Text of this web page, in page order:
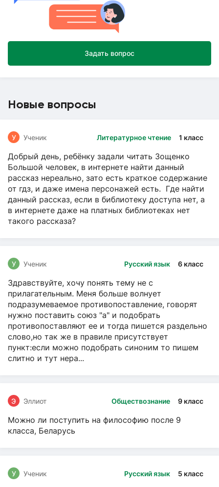
Задать вопрос
Новые вопросы
Литературное чтение 1 класс
У Ученик
Добрый день, ребёнку задали читать Зощенко
Большой человек, в интернете найти данный
рассказ нереально, зато есть краткое содержание
от гдз, и даже имена персонажей есть. Где найти
данный рассказ, если в библиотеку доступа нет, а
в интернете даже на платных библиотеках нет
такого рассказа?
Русский язык 6 класс
У Ученик
Здравствуйте, хочу понять тему не с
прилагательным. Меня больше волнует
подразумеваемое противопоставление, говорят
нужно поставить союз "а" и подобрать
противопоставляют ее и тогда пишется раздельно
слово,но так же в правиле присутствует
пункт:если можно подобрать синоним то пишем
слитно и тут нера...
Обществознание 9 класс
Э Эллиот
Можно ли поступить на философию после 9
класса, Беларусь
Русский язык 5 класс
У Ученик